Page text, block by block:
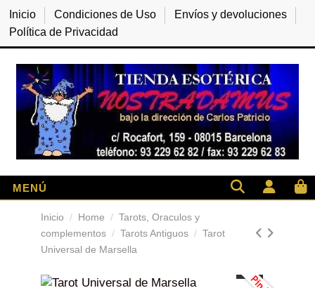
Inicio Condiciones de Uso
Envíos y devoluciones
Política de Privacidad
Inicio Home
Tarots, Oraculos y
complementos
Tarots Antiguos
Tarot
Universal de Marsella